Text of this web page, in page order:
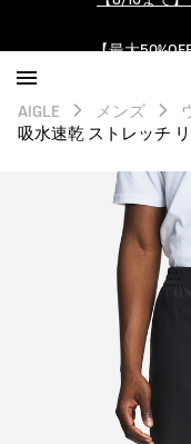
ログイン/
AIGLE CLUB ポ
【8/16まで
【最大
ログイン/
AIGLE CLUB
AIGLE メンズ
吸水速乾 ストレッチ